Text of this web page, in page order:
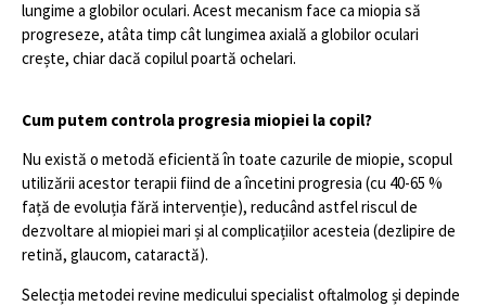
lungime a globilor oculari. Acest mecanism face ca miopia să
progreseze, atâta timp cât lungimea axială a globilor oculari
crește, chiar dacă copilul poartă ochelari.
Cum putem controla progresia miopiei la copil?
Nu există o metodă eficientă în toate cazurile de miopie, scopul
utilizării acestor terapii fiind de a încetini progresia (cu 40-65 %
față de evoluția fără intervenție), reducând astfel riscul de
dezvoltare al miopiei mari și al complicațiilor acesteia (dezlipire de
retină, glaucom, cataractă).
Selecția metodei revine medicului specialist oftalmolog și depinde